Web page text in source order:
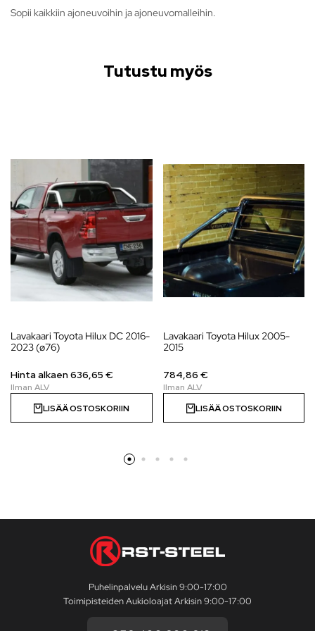
Sopii kaikkiin ajoneuvoihin ja ajoneuvomalleihin.
Tutustu myös
Lavakaari Toyota Hilux DC 2016-
2023 (ø76)
Hinta alkaen 636,65 €
LISÄÄ OSTOSKORIIN
Lavakaari Toyota Hilux 2005-
2015
784,86 €
LISÄÄ OSTOSKORIIN
Puhelinpalvelu Arkisin 9:00-17:00
Toimipisteiden Aukioloajat Arkisin 9:00-17:00